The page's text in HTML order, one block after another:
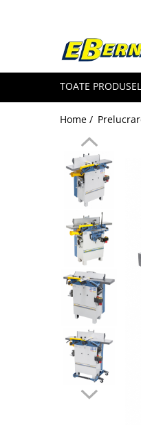
Toate Produsele
Prelucrare metal
Fierastraie pentru metal
Ferastraie mobile pentru
Ferastraie orizontale pentru
Ferastraie circulare pentru
Dispozitive de sudare
Ferastraie automate cu
doua coloane
Ferastraie metal cu banda
dubla semiautomate
Ferastraie prelucrare metal
banda si taiere dubla
Ferastraie verticale
Strunguri pentru metal
Strunguri CNC
Strunguri cu cutie de viteze
Strunguri cu surub de
TOATE
Home /